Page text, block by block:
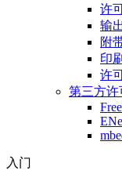
许
输
附
印
许
第三方许
入门